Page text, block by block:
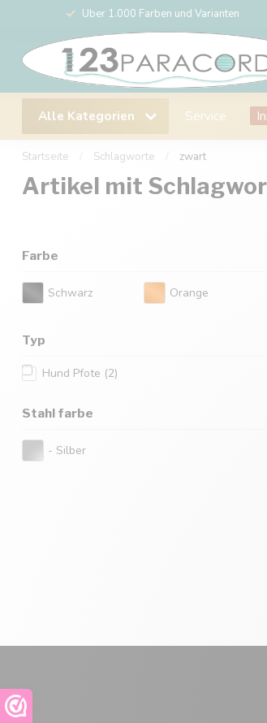
Über 1.000 Farben und Varianten
Alle Kategorien Service
Startseite Schlagworte zwart
Artikel mit
Farbe
Schwarz Orange
Typ
Hund Pfote (2)
Stahl farbe
- Silber